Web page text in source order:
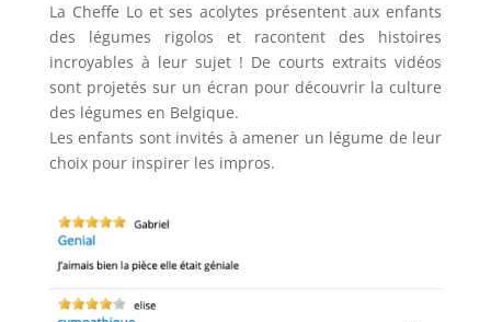
La Cheffe Lo et ses acolytes présentent aux enfants
des légumes rigolos et racontent des histoires
incroyables à leur sujet ! De courts extraits vidéos
sont projetés sur un écran pour découvrir la culture
des légumes en Belgique.
Les enfants sont invités à amener un légume de leur
choix pour inspirer les impros.